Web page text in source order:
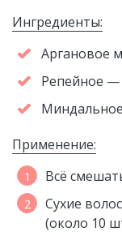
Ингредиенты:
Аргановое
Репейное —
Применение:
Всё
Сухие
(около 10